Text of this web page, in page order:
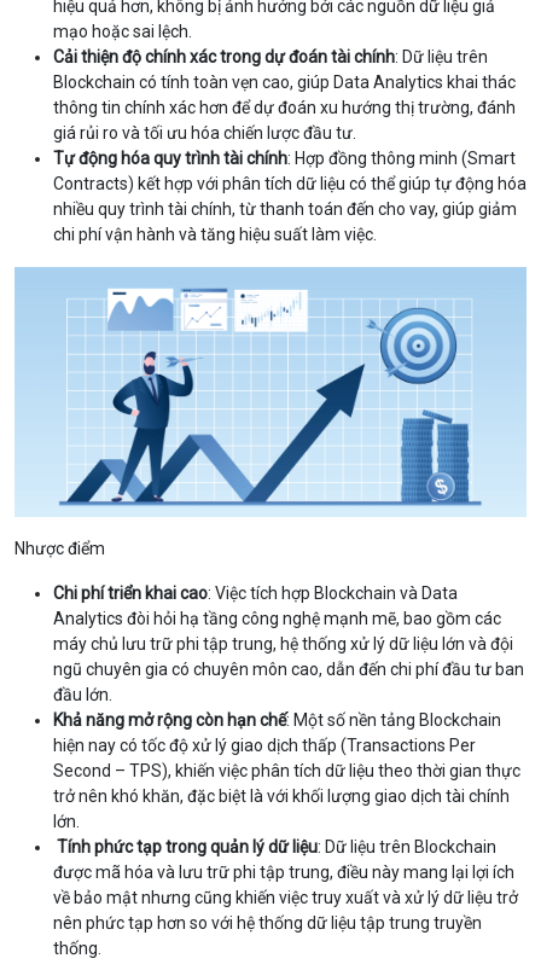
hiệu quả hơn, không bị ảnh hưởng bởi các nguồn dữ liệu giả
mạo hoặc sai lệch.
Cải thiện độ chính xác trong dự đoán tài chính: Dữ liệu trên
Blockchain có tính toàn vẹn cao, giúp Data Analytics khai thác
thông tin chính xác hơn để dự đoán xu hướng thị trường, đánh
giá rủi ro và tối ưu hóa chiến lược đầu tư.
Tự động hóa quy trình tài chính: Hợp đồng thông minh (Smart
Contracts) kết hợp với phân tích dữ liệu có thể giúp tự động hóa
nhiều quy trình tài chính, từ thanh toán đến cho vay, giúp giảm
chi phí vận hành và tăng hiệu suất làm việc.
Nhược điểm
Chi phí triển khai cao: Việc tích hợp Blockchain và Data
Analytics đòi hỏi hạ tầng công nghệ mạnh mẽ, bao gồm các
máy chủ lưu trữ phi tập trung, hệ thống xử lý dữ liệu lớn và đội
ngũ chuyên gia có chuyên môn cao, dẫn đến chi phí đầu tư ban
đầu lớn.
Khả năng mở rộng còn hạn chế: Một số nền tảng Blockchain
hiện nay có tốc độ xử lý giao dịch thấp (Transactions Per
Second – TPS), khiến việc phân tích dữ liệu theo thời gian thực
trở nên khó khăn, đặc biệt là với khối lượng giao dịch tài chính
lớn.
Tính phức tạp trong quản lý dữ liệu: Dữ liệu trên Blockchain
được mã hóa và lưu trữ phi tập trung, điều này mang lại lợi ích
về bảo mật nhưng cũng khiến việc truy xuất và xử lý dữ liệu trở
nên phức tạp hơn so với hệ thống dữ liệu tập trung truyền
thống.